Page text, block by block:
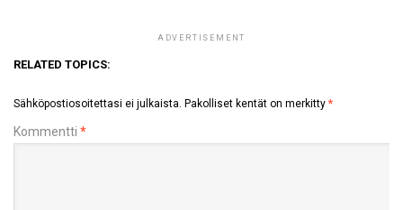
ADVERTISEMENT
RELATED TOPICS:
Sähköpostiosoitettasi ei julkaista. Pakolliset kentät on merkitty *
Kommentti *